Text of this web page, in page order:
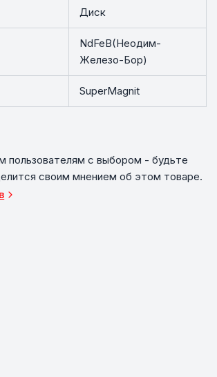
Диск
NdFeB(Неодим-
Железо-Бор)
SuperMagnit
пользователям с выбором - будьте
своим мнением об этом товаре.